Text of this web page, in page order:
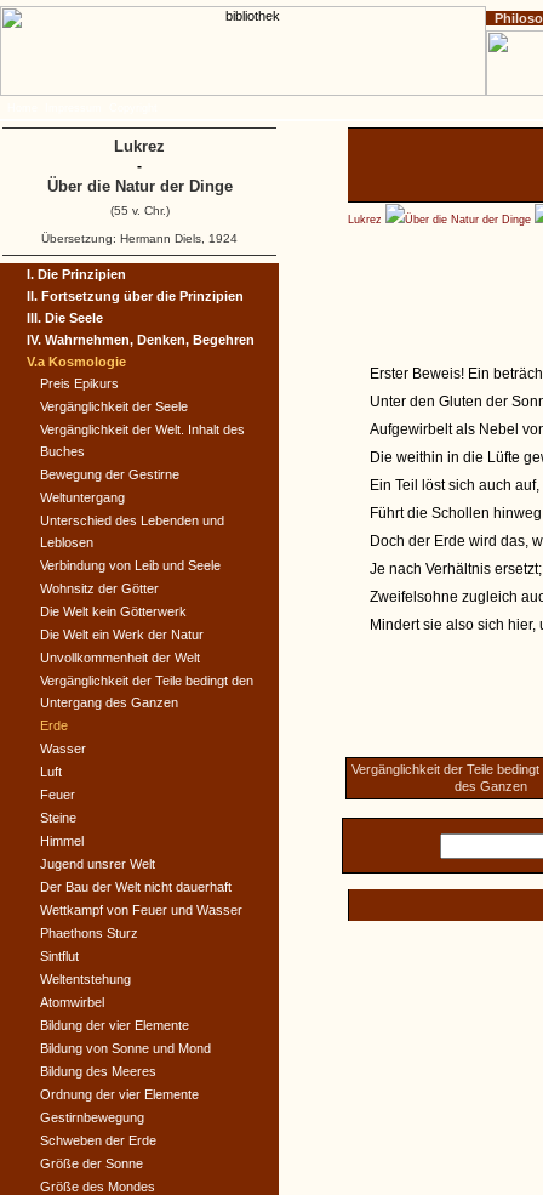
Lukrez Über die Natur der Dinge
Erster Beweis! Ein
Unter den Gluten der
Aufgewirbelt als Nebel
Die weithin in die Lüfte
Ein Teil löst sich auch
Führt die Schollen
Doch der Erde wird das,
Je nach Verhältnis
Zweifelsohne zugleich
Mindert sie also sich
Vergänglichkeit der Teile
des Ganzen
I. Die Prinzipien
II. Fortsetzung über die Prinzipien
III. Die Seele
IV. Wahrnehmen, Denken, Begehren
V.a Kosmologie
Preis Epikurs
Vergänglichkeit der Seele
Vergänglichkeit der Welt. Inhalt des
Buches
Bewegung der Gestirne
Weltuntergang
Unterschied des Lebenden und
Leblosen
Verbindung von Leib und Seele
Wohnsitz der Götter
Die Welt kein Götterwerk
Die Welt ein Werk der Natur
Unvollkommenheit der Welt
Vergänglichkeit der Teile bedingt den
Untergang des Ganzen
Erde
Wasser
Luft
Feuer
Steine
Himmel
Jugend unsrer Welt
Der Bau der Welt nicht dauerhaft
Wettkampf von Feuer und Wasser
Phaethons Sturz
Sintflut
Weltentstehung
Atomwirbel
Bildung der vier Elemente
Bildung von Sonne und Mond
Bildung des Meeres
Ordnung der vier Elemente
Gestirnbewegung
Schweben der Erde
Größe der Sonne
Größe des Mondes
Lukrez
-
Über die Natur der Dinge
(55 v. Chr.)
Übersetzung: Hermann Diels, 1924